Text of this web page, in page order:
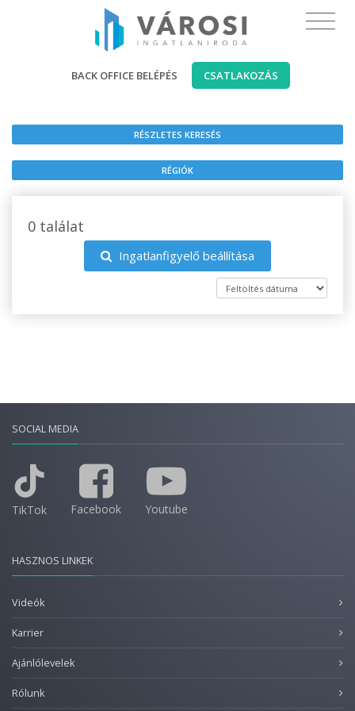
BACK OFFICE BELÉPÉS CSATLAKOZÁS
RÉSZLETES KERESÉS
RÉGIÓK
0 találat
Ingatlanfigyelő beállítása
SOCIAL MEDIA
TikTok Facebook Youtube
HASZNOS LINKEK
Videók
Karrier
Ajánlólevelek
Rólunk